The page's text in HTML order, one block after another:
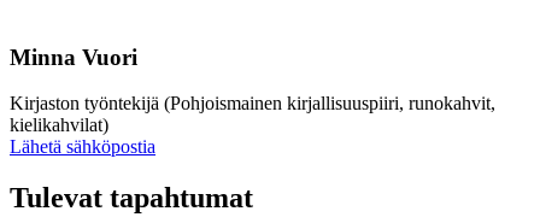
Minna Vuori
Kirjaston työntekijä (Pohjoismainen kirjallisuuspiiri, runokahvit,
kielikahvilat)
Lähetä sähköpostia
till
minna.vuori@nkk.org
Tulevat tapahtumat